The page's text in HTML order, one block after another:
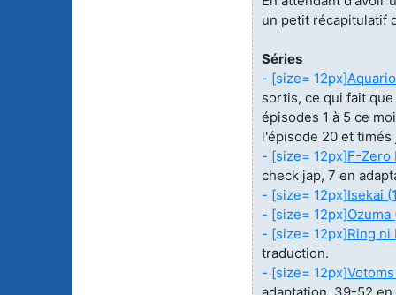
un petit récapitulatif
Séries
- [size= 12px]
sortis, ce qui fait
épisodes 1 à 5 ce
l'épisode 20 et timés
- [size= 12px]F-Zero
check jap, 7 en
- [size= 12px]Isekai
- [size= 12px]Ozuma
- [size= 12px]Ring ni
traduction.
- [size= 12px]